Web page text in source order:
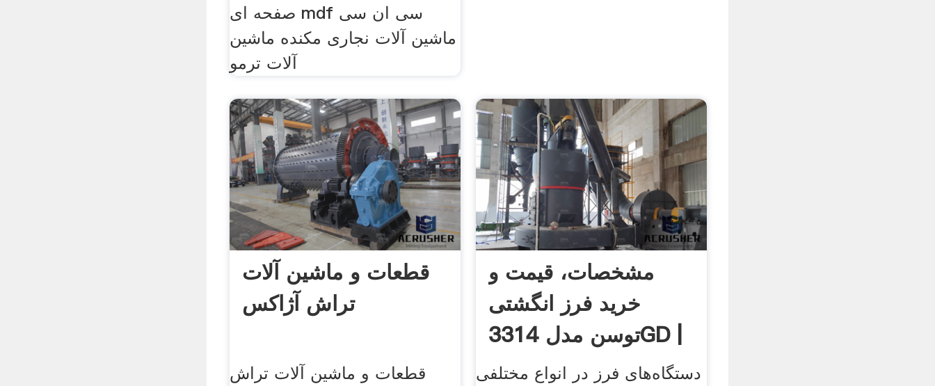
صفحه ای mdf سی ان سی
ماشین آلات نجاری مکنده ماشین
آلات ترمو
قطعات و ماشین آلات
تراش آژاکس
قطعات و ماشین آلات تراش
مشخصات، قیمت و
خرید فرز انگشتی
توسن مدل 3314GD |
دیجی‌کالا
دستگاه‌های فرز در انواع مختلفی